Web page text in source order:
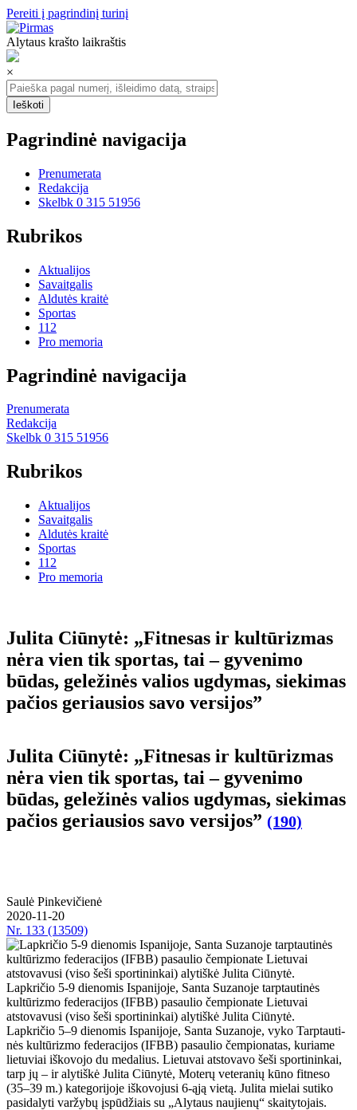
Pereiti į pagrindinį turinį
Alytaus krašto laikraštis
×
Pagrindinė navigacija
Prenumerata
Redakcija
Skelbk 0 315 51956
Rubrikos
Aktualijos
Savaitgalis
Aldutės kraitė
Sportas
112
Pro memoria
Pagrindinė navigacija
Prenumerata
Redakcija
Skelbk 0 315 51956
Rubrikos
Aktualijos
Savaitgalis
Aldutės kraitė
Sportas
112
Pro memoria
Julita Ciūnytė: „Fitnesas ir kultūrizmas
nėra vien tik sportas, tai – gyvenimo
būdas, geležinės valios ugdymas, siekimas
pačios geriausios savo versijos”
Julita Ciūnytė: „Fitnesas ir kultūrizmas
nėra vien tik sportas, tai – gyvenimo
būdas, geležinės valios ugdymas, siekimas
pačios geriausios savo versijos” (190)
Saulė Pinkevičienė
2020-11-20
Nr. 133 (13509)
Lapkričio 5-9 dienomis Ispanijoje, Santa Suzanoje tarptautinės
kultūrizmo federacijos (IFBB) pasaulio čempionate Lietuvai
atstovavusi (viso šeši sportininkai) alytiškė Julita Ciūnytė.
Lap­kri­čio 5–9 die­no­mis Is­pa­ni­jo­je, San­ta Su­za­no­je, vy­ko Tarp­tau­ti­
nės kul­tū­riz­mo fe­de­ra­ci­jos (IFBB) pa­sau­lio čem­pio­na­tas, ku­ria­me
lie­tu­viai iš­ko­vo­jo du me­da­lius. Lie­tu­vai at­sto­va­vo še­ši spor­ti­nin­kai,
tarp jų – ir aly­tiš­kė Ju­li­ta Ciū­ny­tė, Mo­te­rų ve­te­ra­nių kū­no fit­ne­so
(35–39 m.) ka­te­go­ri­jo­je iš­ko­vo­ju­si 6-ąją vie­tą. Ju­li­ta mie­lai su­ti­ko
pa­si­da­ly­ti var­žy­bų įspū­džiais su „Aly­taus nau­jie­nų“ skai­ty­to­jais.